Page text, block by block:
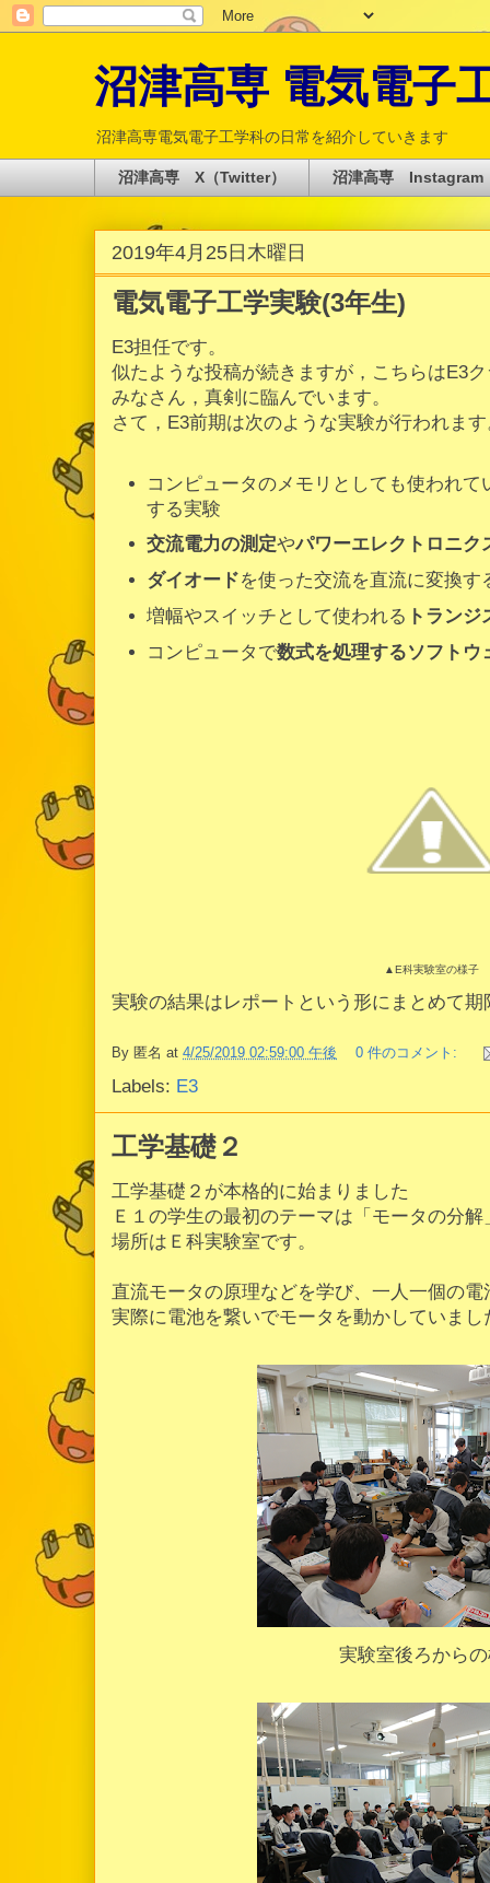
沼津高専 電気電子
沼津高専電気電子工学科の日常を紹介していきます
沼津高専 X（Twitter） 沼津高専 Instagram
2019年4月25日木曜日
電気電子工学実験(3年生)
E3担任です。
似たような投稿が続きますが，こちらはE3
みなさん，真剣に臨んでいます。
さて，E3前期は次のような実験が行われま
コンピュータのメモリとしても使われて
する実験
交流電力の測定やパワーエレクトロニク
ダイオードを使った交流を直流に変換す
増幅やスイッチとして使われる トランジ
コンピュータで数式を処理するソフトウ
▲E科実験室の様子
実験の結果はレポートという形にまとめて
By 匿名 at 4/25/2019 02:59:00 午後 0 件のコメント:
Labels: E3
工学基礎２
工学基礎２が本格的に始まりました
Ｅ１の学生の最初のテーマは「モータの分解
場所はＥ科実験室です。
直流モータの原理などを学び、一人一個の
実際に電池を繋いでモータを動かしていまし
実験室後ろから